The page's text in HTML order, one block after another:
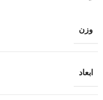
وزن
ابعاد